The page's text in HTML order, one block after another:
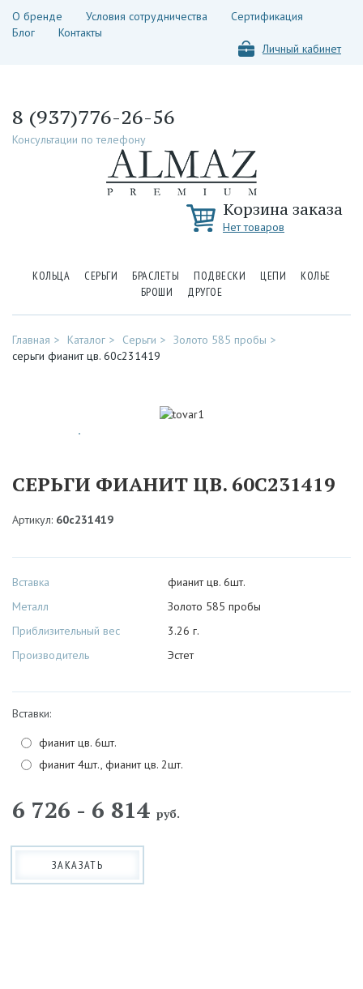
О бренде Условия сотрудничества
Сертификация
Блог
Контакты
Личный кабинет
8 (937)776-26-56
Консультации по телефону
Корзина заказа
Нет товаров
КОЛЬЦА СЕРЬГИ БРАСЛЕТЫ ПОДВЕСКИ ЦЕПИ
КОЛЬЕ
БРОШИ
ДРУГОЕ
Главная Каталог Серьги
Золото 585 пробы
серьги фианит цв. 60с231419
СЕРЬГИ ФИАНИТ ЦВ. 60С231419
Артикул: 60с231419
Вставка
Металл
Приблизительный вес
Производитель
фианит цв. 6шт.
Золото 585 пробы
3.26 г.
Эстет
Вставки:
фианит цв. 6шт.
фианит 4шт., фианит цв. 2шт.
6 726 - 6 814 руб.
ЗАКАЗАТЬ